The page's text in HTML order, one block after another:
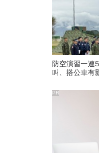
防空演習一連
叫、搭公車有
PR